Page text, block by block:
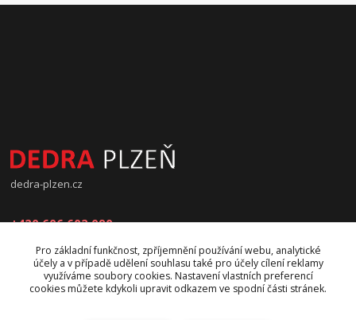
dedra-plzen.cz
+420 606 602 090
jana.beranova@atlas.cz
Pro základní funkčnost, zpříjemnění používání webu, analytické
účely a v případě udělení souhlasu také pro účely cílení reklamy
využíváme soubory cookies. Nastavení vlastních preferencí
cookies můžete kdykoli upravit odkazem ve spodní části stránek.